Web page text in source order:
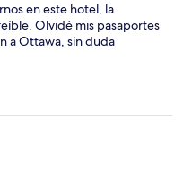
en este hotel, la
Olvidé mis pasaportes
a Ottawa, sin duda